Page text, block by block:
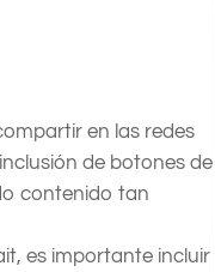
en las redes
de botones de
contenido tan
es importante incluir